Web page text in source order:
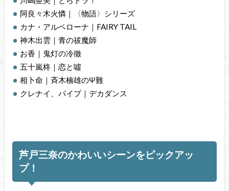
阿良々木火憐｜〈物語〉シリーズ
カナ・アルベローナ｜FAIRY TAIL
神木出雲｜青の祓魔師
お香｜鬼灯の冷徹
五十嵐柊｜恋と噓
相卜命｜斉木楠雄のΨ難
クレナイ、パイプ｜デカダンス
芦戸三奈のかわいいシーンをピックアッ
プ！